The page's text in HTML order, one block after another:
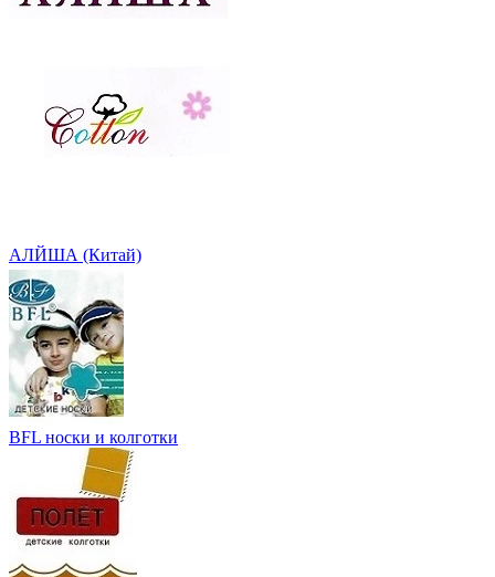
АЛЙША (Китай)
BFL носки и колготки